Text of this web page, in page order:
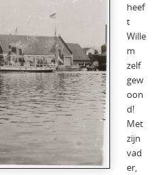
heef
t
Wille
m
zelf
gew
oon
d!
Met
zijn
vad
er,